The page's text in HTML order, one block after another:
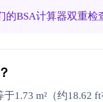
的BSA计算器双重检
1.73 m²（约